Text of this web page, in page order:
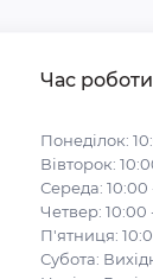
Час роботи
Понеділок:
Вівторок:
Середа: 10:00
Четвер: 10:00
П'ятниця:
Субота: